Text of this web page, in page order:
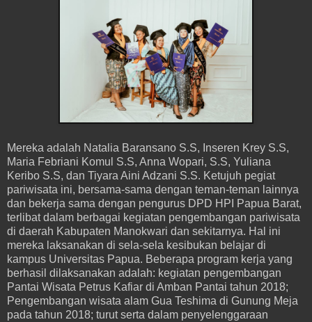
Mereka adalah Natalia Baransano S.S, Inseren Krey S.S,
Maria Febriani Komul S.S, Anna Wopari, S.S, Yuliana
Keribo S.S, dan Tiyara Aini Adzani S.S. Ketujuh pegiat
pariwisata ini, bersama-sama dengan teman-teman lainnya
dan bekerja sama dengan pengurus DPD HPI Papua Barat,
terlibat dalam berbagai kegiatan pengembangan pariwisata
di daerah Kabupaten Manokwari dan sekitarnya. Hal ini
mereka laksanakan di sela-sela kesibukan belajar di
kampus Universitas Papua. Beberapa program kerja yang
berhasil dilaksanakan adalah: kegiatan pengembangan
Pantai Wisata Petrus Kafiar di Amban Pantai tahun 2018;
Pengembangan wisata alam Gua Teshima di Gunung Meja
pada tahun 2018; turut serta dalam penyelenggaraan